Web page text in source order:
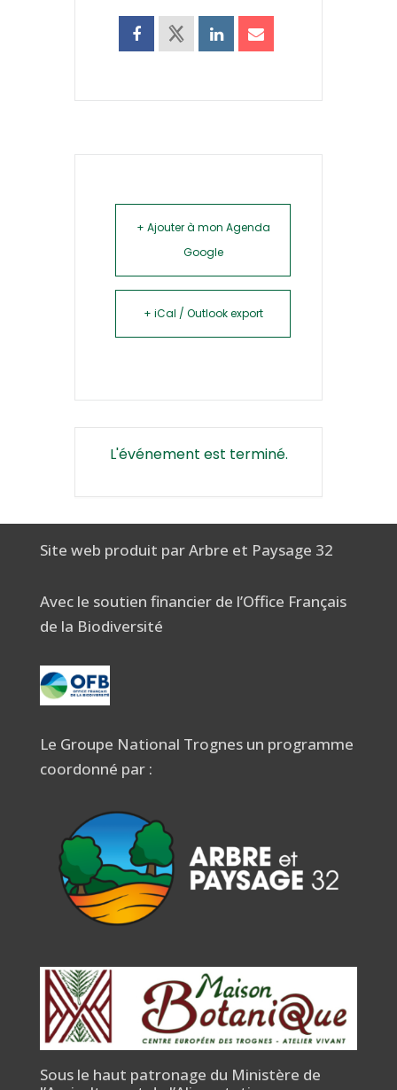
+ Ajouter à mon Agenda
Google
+ iCal / Outlook export
L'événement est terminé.
Site web produit par Arbre et Paysage 32
Avec le soutien financier de l’Office Français
de la Biodiversité
Le Groupe National Trognes un programme
coordonné par :
Sous le haut patronage du Ministère de